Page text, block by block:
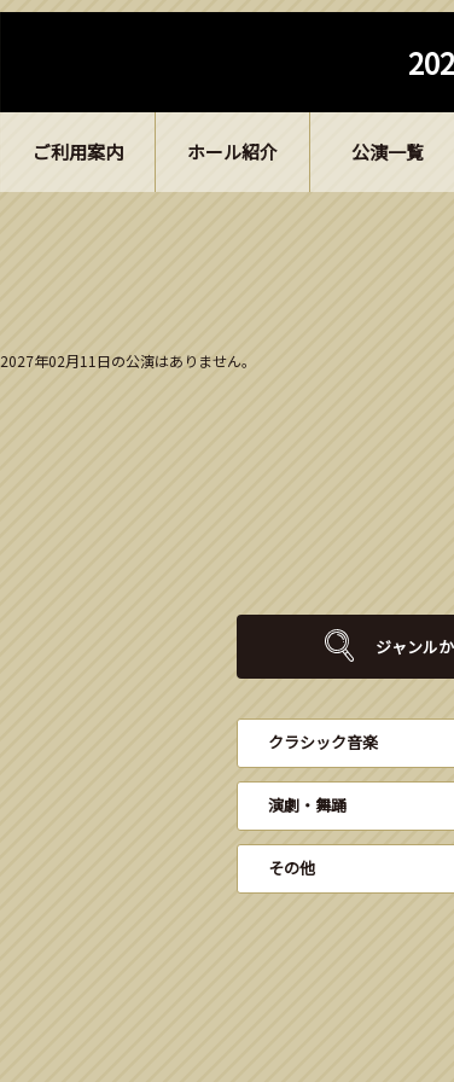
ご利用案内 ホール紹介 公演一覧
2027年02月11日の公演はありません。
ジャンル
クラシック音楽
演劇・舞踊
その他